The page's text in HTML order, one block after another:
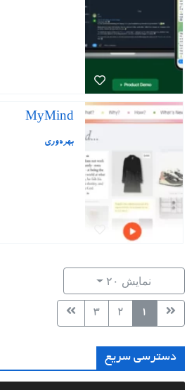
MyMind
بهره‌وری
نمایش ۲۰
۱ ۲ ۳
دسترسی سریع